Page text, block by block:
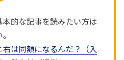
的な記事を読みたい方は
は同額になるんだ？（入